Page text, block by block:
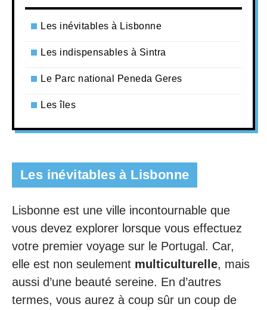
Les inévitables à Lisbonne
Les indispensables à Sintra
Le Parc national Peneda Geres
Les îles
Les inévitables à Lisbonne
Lisbonne est une ville incontournable que
vous devez explorer lorsque vous effectuez
votre premier voyage sur le Portugal. Car,
elle est non seulement multiculturelle, mais
aussi d’une beauté sereine. En d’autres
termes, vous aurez à coup sûr un coup de